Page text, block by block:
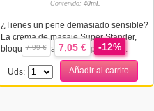
Contenido: 40ml.
¿Tienes un pene demasiado sensible?
La crema de masaje Super Ständer,
bloquea en parte esa hipersens...
7,99 € 7,05 € -12%
Uds: Añadir al carrito